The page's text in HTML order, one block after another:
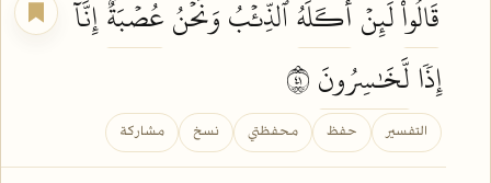
قَالُواْلَئِنۡأَكَلَهُٱلذِّئۡبُ وَنَحۡنُعُصۡبَةٌإِنَّآ
إِذٗالَّخَٰسِرُونَ
التفسير حفظ محفظتي نسخ مشاركة